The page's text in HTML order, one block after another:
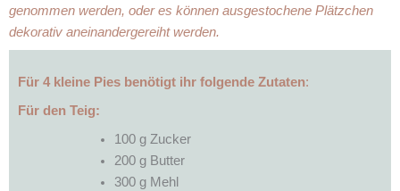
genommen werden, oder es können ausgestochene Plätzchen
dekorativ aneinandergereiht werden.
Für 4 kleine Pies benötigt ihr folgende Zutaten:
Für den Teig:
100 g Zucker
200 g Butter
300 g Mehl